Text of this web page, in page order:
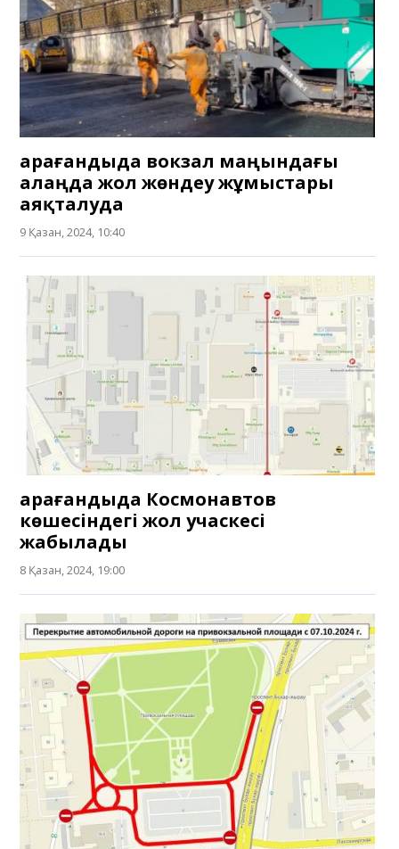
Қарағандыда вокзал маңындағы
алаңда жол жөндеу жұмыстары
аяқталуда
9 Қазан, 2024, 10:40
Қарағандыда Космонавтов
көшесіндегі жол учаскесі
жабылады
8 Қазан, 2024, 19:00